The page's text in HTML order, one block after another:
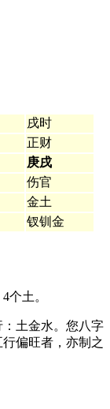
戌时
正财
庚戌
伤官
金土
钗钏金
个土。
土金水。您八字
偏旺者，亦制之